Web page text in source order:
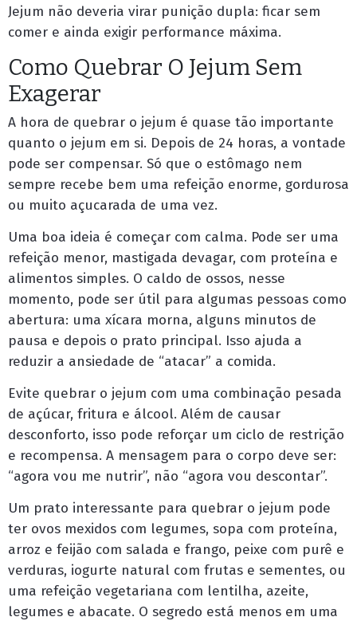
Jejum não deveria virar punição dupla: ficar sem
comer e ainda exigir performance máxima.
Como Quebrar O Jejum Sem
Exagerar
A hora de quebrar o jejum é quase tão importante
quanto o jejum em si. Depois de 24 horas, a vontade
pode ser compensar. Só que o estômago nem
sempre recebe bem uma refeição enorme, gordurosa
ou muito açucarada de uma vez.
Uma boa ideia é começar com calma. Pode ser uma
refeição menor, mastigada devagar, com proteína e
alimentos simples. O caldo de ossos, nesse
momento, pode ser útil para algumas pessoas como
abertura: uma xícara morna, alguns minutos de
pausa e depois o prato principal. Isso ajuda a
reduzir a ansiedade de “atacar” a comida.
Evite quebrar o jejum com uma combinação pesada
de açúcar, fritura e álcool. Além de causar
desconforto, isso pode reforçar um ciclo de restrição
e recompensa. A mensagem para o corpo deve ser:
“agora vou me nutrir”, não “agora vou descontar”.
Um prato interessante para quebrar o jejum pode
ter ovos mexidos com legumes, sopa com proteína,
arroz e feijão com salada e frango, peixe com purê e
verduras, iogurte natural com frutas e sementes, ou
uma refeição vegetariana com lentilha, azeite,
legumes e abacate. O segredo está menos em uma